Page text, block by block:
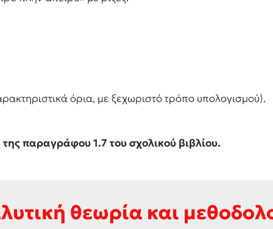
όρια, με ξεχωριστό τρόπο υπολογισμού).
παραγράφου 1.7 του σχολικού βιβλίου.
θεωρία και